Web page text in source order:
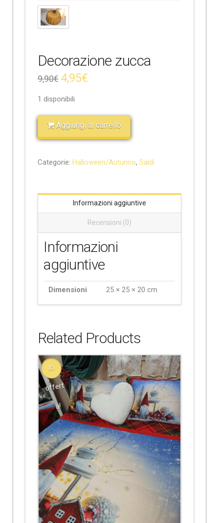
e
Decorazione zucca
9,90€ 4,95€
1 disponibili
Aggiungi al carrello
Categorie: Halloween/Autunno, Saldi
Informazioni aggiuntive
Recensioni (0)
Informazioni
aggiuntive
Dimensioni 25 × 25 × 20 cm
Related Products
In
offert
a!